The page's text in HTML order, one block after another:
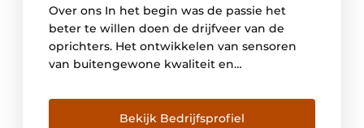
Over ons In het begin was de passie het
beter te willen doen de drijfveer van de
oprichters. Het ontwikkelen van sensoren
van buitengewone kwaliteit en
klantenservice. Met deze visie en het
bewustzijn dat het begrip ‚kwaliteit‘ het
Bekijk Bedrijfsprofiel